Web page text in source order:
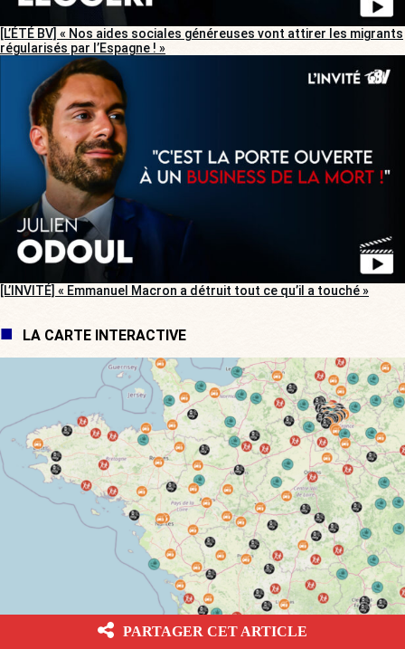
[L’ÉTÉ BV] « Nos aides sociales généreuses vont attirer les migrants
régularisés par l’Espagne ! »
[L’INVITÉ] « Emmanuel Macron a détruit tout ce qu’il a touché »
LA CARTE INTERACTIVE
[CARTE INTERACTIVE] Votre ville est-elle une championne de la
PARTAGER CET ARTICLE